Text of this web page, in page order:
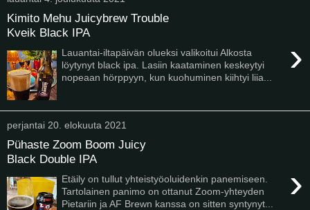
Kimito Mehu Juicybrew Trouble
Kveik Black IPA
›
Lauantai-iltapäivän olueksi valikoitui Alkosta
löytynyt black ipa. Lasiin kaataminen keskeytyi
nopeaan hörppyyn, kun kuohuminen kiihtyi liia...
perjantai 20. elokuuta 2021
Pühaste Zoom Boom Juicy
Black Double IPA
›
Etäily on tullut yhteistyöoluidenkin panemiseen.
Tartolainen panimo on ottanut Zoom-yhteyden
Pietariin ja AF Brewn kanssa on sitten syntynyt...